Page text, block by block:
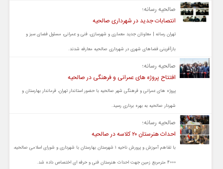
صالحیه رسانه؛
انتصابات جدید در شهرداری صالحیه
تهران رسانه | معاونان جدید معماری و شهرسازی، فنی و عمرانی، مسئول فضای سبز و
بازآفرینی فضاهای شهری در شهرداری صالحیه معارفه شدند.
صالحیه رسانه؛
افتتاح پروژه های عمرانی و فرهنگی در صالحیه
پروژه های عمرانی و فرهنگی شهر صالحیه با حضور استاندار تهران، فرماندار بهارستان و
شهردار صالحیه به بهره برداری رسید.
صالحیه رسانه؛
احداث هنرستان ۲۰ کلاسه در صالحیه
با تفاهم آموزش و پرورش ناحیه ۱ شهرستان بهارستان با شهرداری و شورای اسلامی صالحیه،
۴۰۰۰ مترمربع زمین جهت احداث هنرستان فنی و حرفه ای اختصاص داده شد.